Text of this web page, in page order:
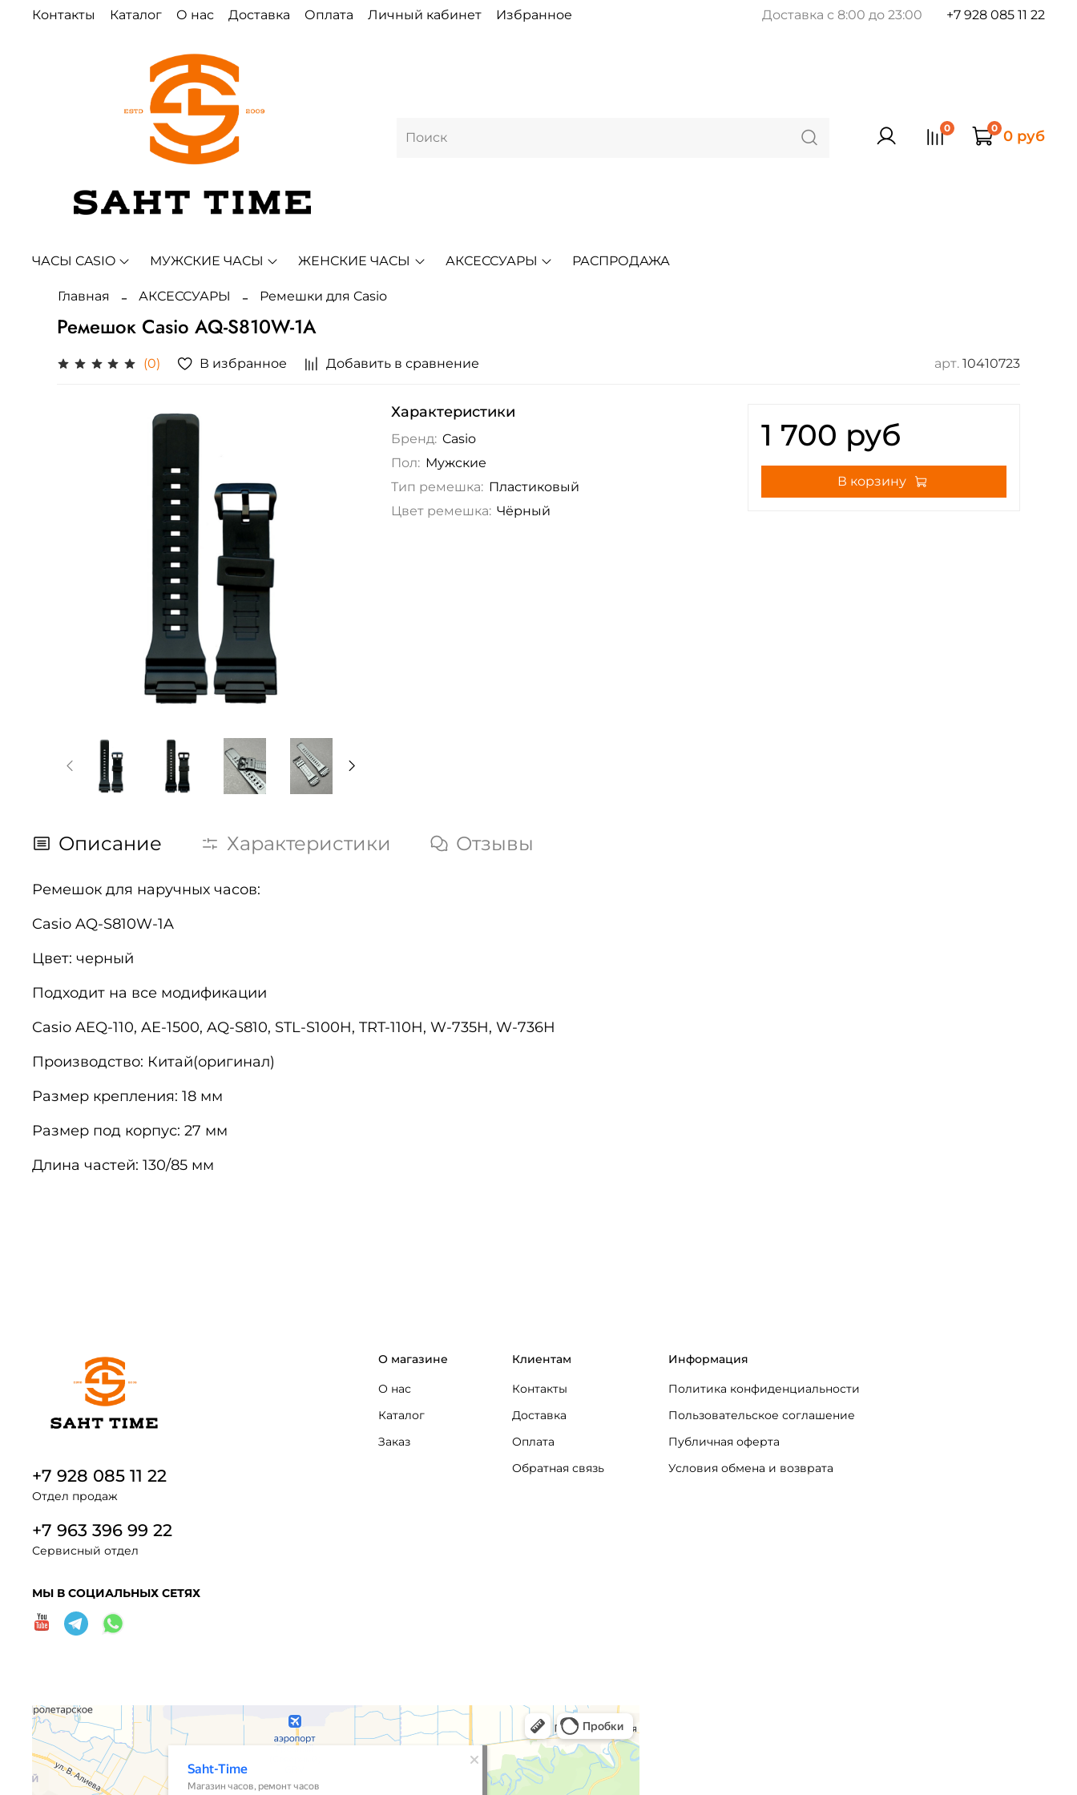
Контакты Каталог О нас Доставка Оплата Личный кабинет Избранное Доставка с 8:00 до 23:00 +7 928 085 11 22
0 0 0 руб
ЧАСЫ CASIO МУЖСКИЕ ЧАСЫ ЖЕНСКИЕ ЧАСЫ АКСЕССУАРЫ РАСПРОДАЖА
Главная АКСЕССУАРЫ Ремешки для Casio
Ремешок Casio AQ-S810W-1A
(0) В избранное Добавить в сравнение арт. 10410723
Характеристики
Бренд: Casio
Пол: Мужские
Тип ремешка: Пластиковый
Цвет ремешка: Чёрный
1 700 руб
В корзину
Описание Характеристики Отзывы
Ремешок для наручных часов:
Casio AQ-S810W-1A
Цвет: черный
Подходит на все модификации
Casio AEQ-110, AE-1500, AQ-S810, STL-S100H, TRT-110H, W-735H, W-736H
Производство: Китай(оригинал)
Размер крепления: 18 мм
Размер под корпус: 27 мм
Длина частей: 130/85 мм
О магазине
О нас
Каталог
Заказ
Клиентам
Контакты
Доставка
Оплата
Обратная связь
Информация
Политика конфиденциальности
Пользовательское соглашение
Публичная оферта
Условия обмена и возврата
+7 928 085 11 22
Отдел продаж
+7 963 396 99 22
Сервисный отдел
МЫ В СОЦИАЛЬНЫХ СЕТЯХ